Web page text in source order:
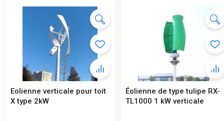
Eolienne verticale pour toit
X type 2kW
Éolienne de type tulipe RX-
TL1000 1 kW verticale